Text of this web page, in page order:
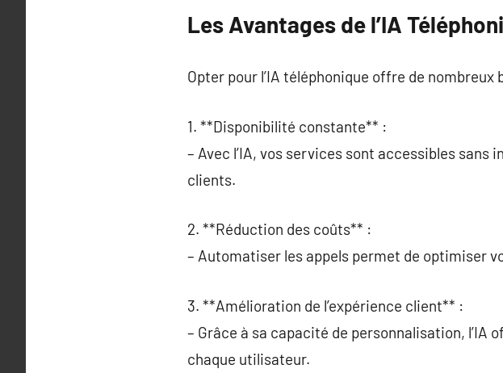
Les Avantages de l’IA
Opter pour l’IA téléphonique offre de
1. **Disponibilité constante** :
– Avec l’IA, vos services sont accessibles
clients.
2. **Réduction des coûts** :
– Automatiser les appels permet de optimiser
3. **Amélioration de l’expérience client** :
– Grâce à sa capacité de personnalisation, l’IA
chaque utilisateur.